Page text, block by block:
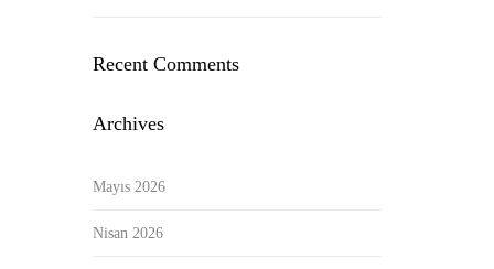
Recent Comments
Archives
Mayıs 2026
Nisan 2026